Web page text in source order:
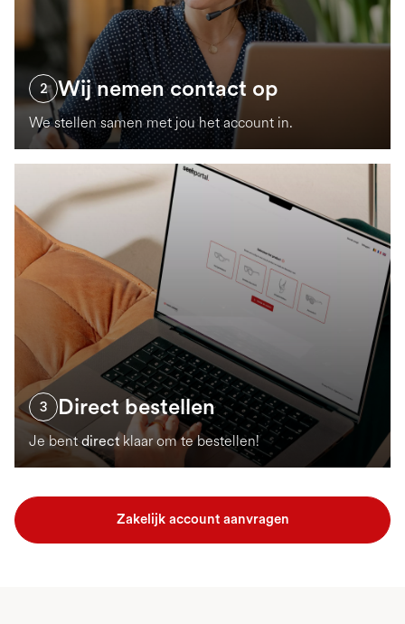
2 Wij nemen contact op
We stellen samen met jou het account in.
3 Direct bestellen
Je bentdirect klaar om te bestellen!
Zakelijk account aanvragen